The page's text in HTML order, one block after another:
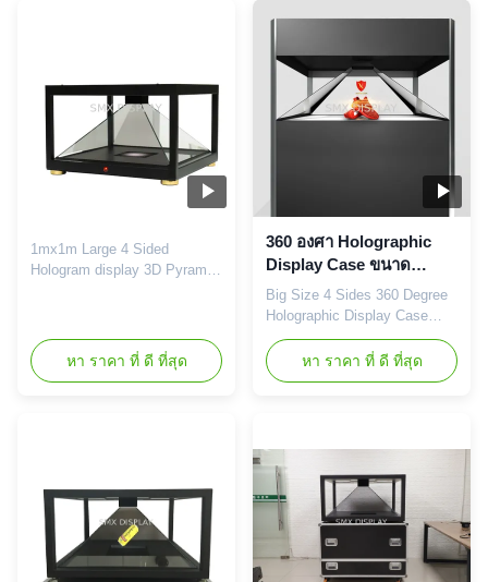
is a unique 3D display that
conveys information in a ...
particularly when you’re
struggling to find an edge to
your advertising in a tight,
competitive market. ...
1mx1m Large 4 Sided
Hologram display 3D Pyramid
which lets you combine a
physical product with 3D
หา ราคา ที่ ดี ที่สุด
360 องศา Holographic
Display Case ขนาด
112x112x60cm และความ
ละเอียด HD
Big Size 4 Sides 360 Degree
Holographic Display Case
Hologram Showcase Holo Box
Product Overview The 360°
Holo Pyramid Showcase is a
this stunning visual display
quickly becomes the ...
หา ราคา ที่ ดี ที่สุด